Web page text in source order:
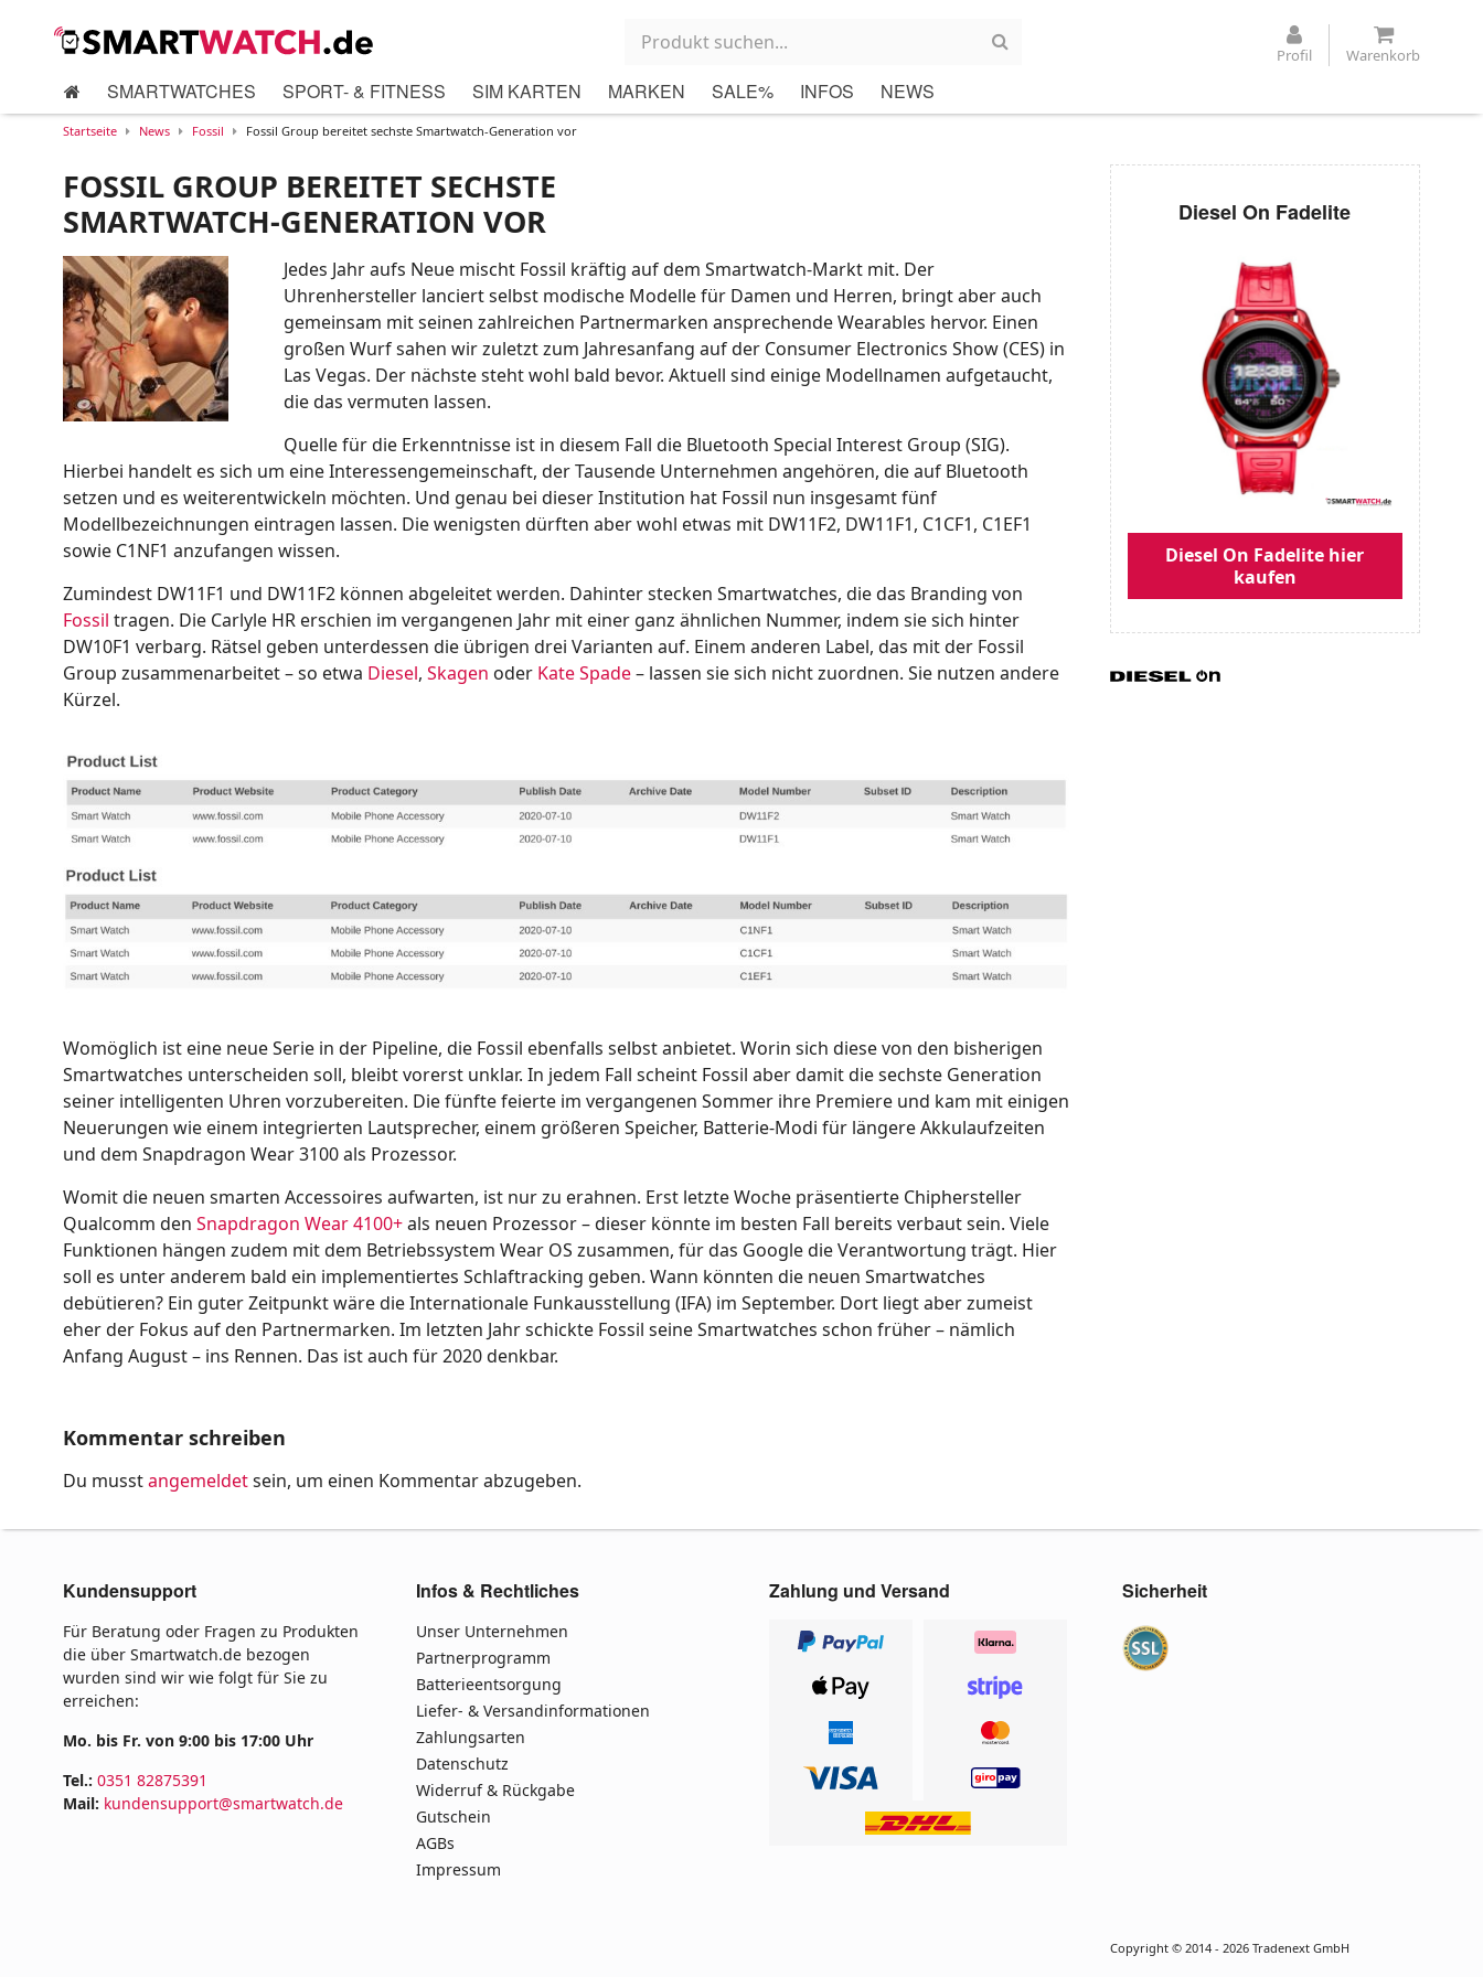
Profil Warenkorb
SMARTWATCHES SPORT- & FITNESS SIM KARTEN MARKEN SALE% INFOS NEWS
Startseite News Fossil Fossil Group bereitet sechste Smartwatch-Generation vor
FOSSIL GROUP BEREITET SECHSTE
SMARTWATCH-GENERATION VOR
Jedes Jahr aufs Neue mischt Fossil kräftig auf dem Smartwatch-Markt mit. Der
Uhrenhersteller lanciert selbst modische Modelle für Damen und Herren, bringt aber auch
gemeinsam mit seinen zahlreichen Partnermarken ansprechende Wearables hervor. Einen
großen Wurf sahen wir zuletzt zum Jahresanfang auf der Consumer Electronics Show (CES) in
Las Vegas. Der nächste steht wohl bald bevor. Aktuell sind einige Modellnamen aufgetaucht,
die das vermuten lassen.
Quelle für die Erkenntnisse ist in diesem Fall die Bluetooth Special Interest Group (SIG).
Hierbei handelt es sich um eine Interessengemeinschaft, der Tausende Unternehmen angehören, die auf Bluetooth
setzen und es weiterentwickeln möchten. Und genau bei dieser Institution hat Fossil nun insgesamt fünf
Modellbezeichnungen eintragen lassen. Die wenigsten dürften aber wohl etwas mit DW11F2, DW11F1, C1CF1, C1EF1
sowie C1NF1 anzufangen wissen.
Zumindest DW11F1 und DW11F2 können abgeleitet werden. Dahinter stecken Smartwatches, die das Branding von
Fossil tragen. Die Carlyle HR erschien im vergangenen Jahr mit einer ganz ähnlichen Nummer, indem sie sich hinter
DW10F1 verbarg. Rätsel geben unterdessen die übrigen drei Varianten auf. Einem anderen Label, das mit der Fossil
Group zusammenarbeitet – so etwa Diesel, Skagen oder Kate Spade– lassen sie sich nicht zuordnen. Sie nutzen andere
Kürzel.
Womöglich ist eine neue Serie in der Pipeline, die Fossil ebenfalls selbst anbietet. Worin sich diese von den bisherigen
Smartwatches unterscheiden soll, bleibt vorerst unklar. In jedem Fall scheint Fossil aber damit die sechste Generation
seiner intelligenten Uhren vorzubereiten. Die fünfte feierte im vergangenen Sommer ihre Premiere und kam mit einigen
Neuerungen wie einem integrierten Lautsprecher, einem größeren Speicher, Batterie-Modi für längere Akkulaufzeiten
und dem Snapdragon Wear 3100 als Prozessor.
Womit die neuen smarten Accessoires aufwarten, ist nur zu erahnen. Erst letzte Woche präsentierte Chiphersteller
Qualcomm den Snapdragon Wear 4100+als neuen Prozessor – dieser könnte im besten Fall bereits verbaut sein. Viele
Funktionen hängen zudem mit dem Betriebssystem Wear OS zusammen, für das Google die Verantwortung trägt. Hier
soll es unter anderem bald ein implementiertes Schlaftracking geben. Wann könnten die neuen Smartwatches
debütieren? Ein guter Zeitpunkt wäre die Internationale Funkausstellung (IFA) im September. Dort liegt aber zumeist
eher der Fokus auf den Partnermarken. Im letzten Jahr schickte Fossil seine Smartwatches schon früher – nämlich
Anfang August – ins Rennen. Das ist auch für 2020 denkbar.
Kommentar schreiben
Du musstangemeldetsein, um einen Kommentar abzugeben.
Diesel On Fadelite
Diesel On Fadelite hier
kaufen
Kundensupport
Für Beratung oder Fragen zu Produkten
die über Smartwatch.de bezogen
wurden sind wir wie folgt für Sie zu
erreichen:
Mo. bis Fr. von 9:00 bis 17:00 Uhr
Tel.: 0351 82875391
Mail: kundensupport@smartwatch.de
Infos & Rechtliches
Unser Unternehmen
Partnerprogramm
Batterieentsorgung
Liefer- & Versandinformationen
Zahlungsarten
Datenschutz
Widerruf & Rückgabe
Gutschein
AGBs
Impressum
Zahlung und Versand Sicherheit
Copyright © 2014 - 2026 Tradenext GmbH